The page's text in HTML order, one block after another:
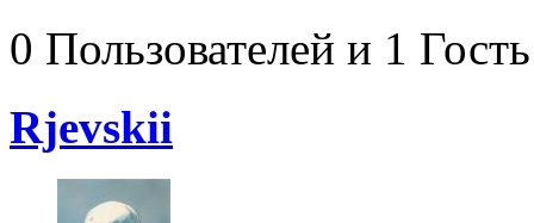
0 Пользователей и 1
Rjevskii